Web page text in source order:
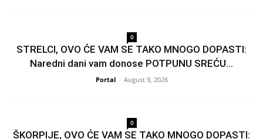
0
STRELCI, OVO ĆE VAM SE TAKO MNOGO DOPASTI:
Naredni dani vam donose POTPUNU SREĆU...
Portal - August 9, 2026
0
ŠKORPIJE, OVO ĆE VAM SE TAKO MNOGO DOPASTI: